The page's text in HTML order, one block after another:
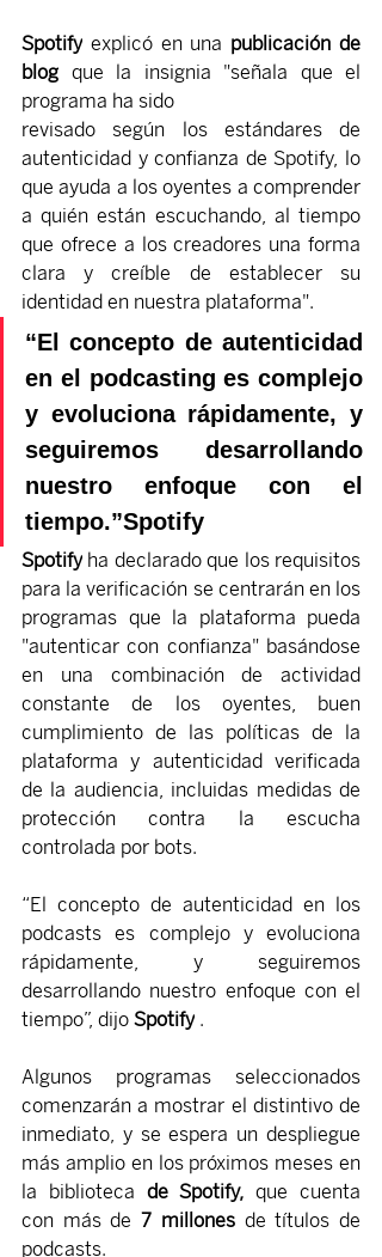
Spotify explicó en una publicación de
blog que la insignia "señala que el
programa ha sido
revisado según los estándares de
autenticidad y confianza de Spotify, lo
que ayuda a los oyentes a comprender
a quién están escuchando, al tiempo
que ofrece a los creadores una forma
clara y creíble de establecer su
identidad en nuestra plataforma".
“El concepto de autenticidad
en el podcasting es complejo
y evoluciona rápidamente, y
seguiremos desarrollando
nuestro enfoque con el
tiempo.”Spotify
Spotify ha declarado que los requisitos
para la verificación se centrarán en los
programas que la plataforma pueda
"autenticar con confianza" basándose
en una combinación de actividad
constante de los oyentes, buen
cumplimiento de las políticas de la
plataforma y autenticidad verificada
de la audiencia, incluidas medidas de
protección contra la escucha
controlada por bots.
“El concepto de autenticidad en los
podcasts es complejo y evoluciona
rápidamente, y seguiremos
desarrollando nuestro enfoque con el
tiempo”, dijo Spotify .
Algunos programas seleccionados
comenzarán a mostrar el distintivo de
inmediato, y se espera un despliegue
más amplio en los próximos meses en
la biblioteca de Spotify, que cuenta
con más de 7 millones de títulos de
podcasts.